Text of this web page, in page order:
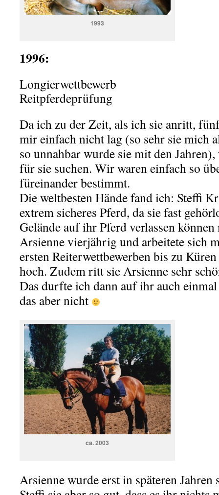
1993
1996:
Longierwettbewerb
Reitpferdeprüfung
Da ich zu der Zeit, als ich sie anritt,
mir einfach nicht lag (so sehr sie mich
so unnahbar wurde sie mit den
für sie suchen. Wir waren einfach so
füreinander bestimmt.
Die weltbesten Hände fand ich: Steffi
extrem sicheres Pferd, da sie fast
Gelände auf ihr Pferd verlassen
Arsienne vierjährig und arbeitete sich
ersten Reiterwettbewerben bis zu
hoch. Zudem ritt sie Arsienne sehr
Das durfte ich dann auf ihr auch
das aber nicht
ca. 2003
Arsienne wurde erst in späteren